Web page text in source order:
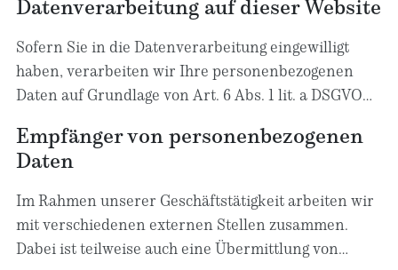
Datenverarbeitung widerrufen, werden Ihre Daten
gelöscht, sofern wir keine anderen rechtlich
zulässigen Gründe für die Speicherung Ihrer
personenbezogenen Daten haben (z. B. steuer- oder
handelsrechtliche Aufbewahrungsfristen); im
letztgenannten Fall erfolgt die Löschung nach
Fortfall dieser Gründe.
Datenverarbeitung auf dieser Website
Sofern Sie in die Datenverarbeitung eingewilligt
haben, verarbeiten wir Ihre personenbezogenen
Daten auf Grundlage von Art. 6 Abs. 1 lit. a DSGVO
Datenkategorien nach Art. 9 Abs. 1 DSGVO
verarbeitet werden. Im Falle einer ausdrücklichen
Einwilligung in die Übertragung personenbezogener
Daten in Drittstaaten erfolgt die Datenverarbeitung
außerdem auf Grundlage von Art. 49 Abs. 1 lit. a
DSGVO. Sofern Sie in die Speicherung von Cookies
Empfänger von personenbezogenen
Daten
Im Rahmen unserer Geschäftstätigkeit arbeiten wir
mit verschiedenen externen Stellen zusammen.
Dabei ist teilweise auch eine Übermittlung von